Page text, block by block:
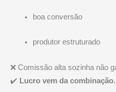
boa conversão
produtor estruturado
❌ Comissão alta sozinha não
✔️ Lucro vem da combinação.